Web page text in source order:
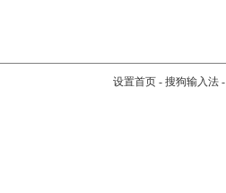
设置首页- 搜狗输入法-